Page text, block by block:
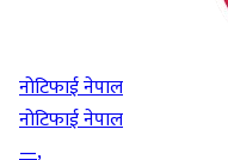
नोटिफाई नेपाल
नोटिफाई नेपाल
—,